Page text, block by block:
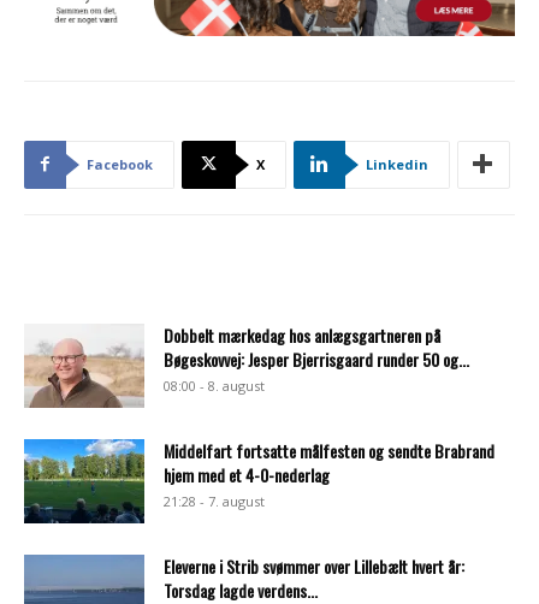
Facebook X Linkedin
Dobbelt mærkedag hos anlægsgartneren på
Bøgeskovvej: Jesper Bjerrisgaard runder 50 og...
08:00 - 8. august
Middelfart fortsatte målfesten og sendte Brabrand
hjem med et 4-0-nederlag
21:28 - 7. august
Eleverne i Strib svømmer over Lillebælt hvert år:
Torsdag lagde verdens...